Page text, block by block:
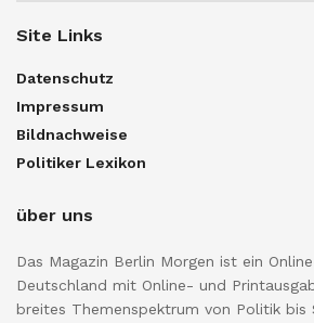
Site Links
Datenschutz
Impressum
Bildnachweise
Politiker Lexikon
über uns
Das Magazin Berlin Morgen ist ein
Deutschland mit Online- und
breites Themenspektrum von Politik bis